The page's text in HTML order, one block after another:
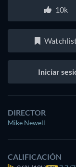
10k
Iniciar
DIRECTOR
Mike Newell
CALIFICACIÓN